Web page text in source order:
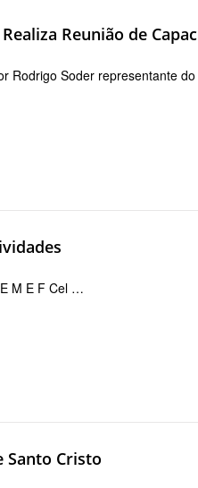
Reunião de
Rodrigo Soder representante
M E F Cel …
Santo Cristo